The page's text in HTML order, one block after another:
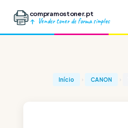
compramostoner.pt
Vender toner de forma simples
Início CANON